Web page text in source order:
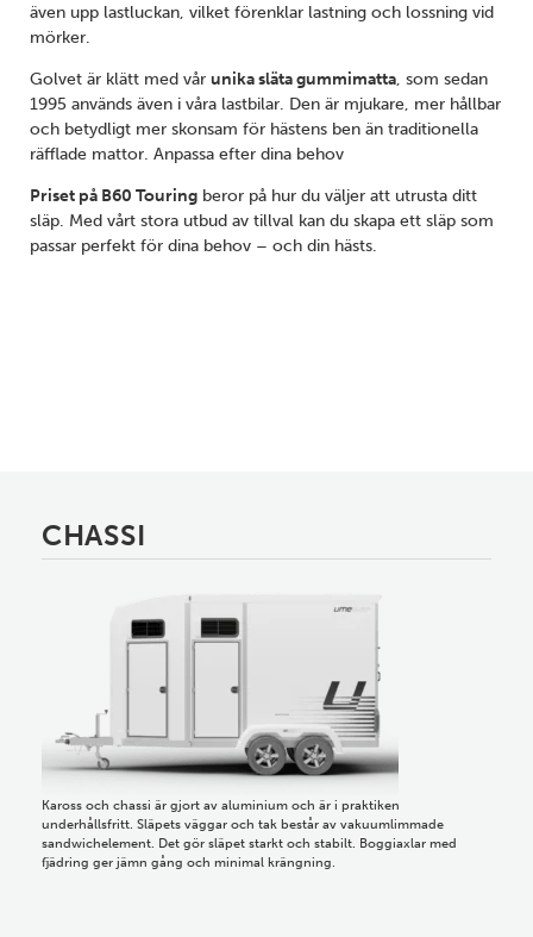
även upp lastluckan, vilket förenklar lastning och lossning vid
mörker.
Golvet är klätt med vår unika släta gummimatta, som sedan
1995 används även i våra lastbilar. Den är mjukare, mer hållbar
och betydligt mer skonsam för hästens ben än traditionella
räfflade mattor. Anpassa efter dina behov
Priset på B60 Touring beror på hur du väljer att utrusta ditt
släp. Med vårt stora utbud av tillval kan du skapa ett släp som
passar perfekt för dina behov – och din hästs.
CHASSI
Kaross och chassi är gjort av aluminium och är i praktiken
underhållsfritt. Släpets väggar och tak består av vakuumlimmade
sandwichelement. Det gör släpet starkt och stabilt. Boggiaxlar med
fjädring ger jämn gång och minimal krängning.